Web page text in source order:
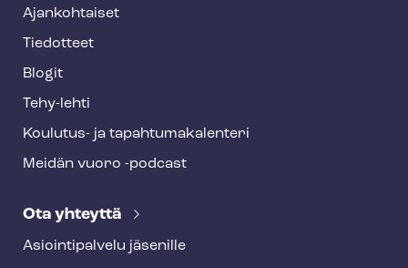
Ajankohtaiset
Tiedotteet
Blogit
Tehy-lehti
Koulutus- ja ta­pah­tu­ma­ka­len­te­ri
Meidän vuoro -podcast
Ota yhteyttä
Asioin­ti­pal­ve­lu jäsenille